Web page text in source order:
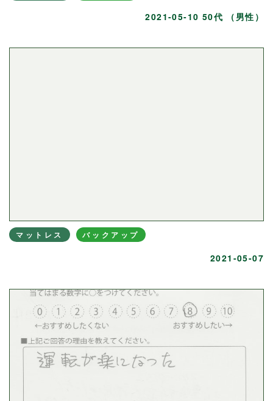
2021-05-10 50代 （男性）
マットレス バックアップ
2021-05-07